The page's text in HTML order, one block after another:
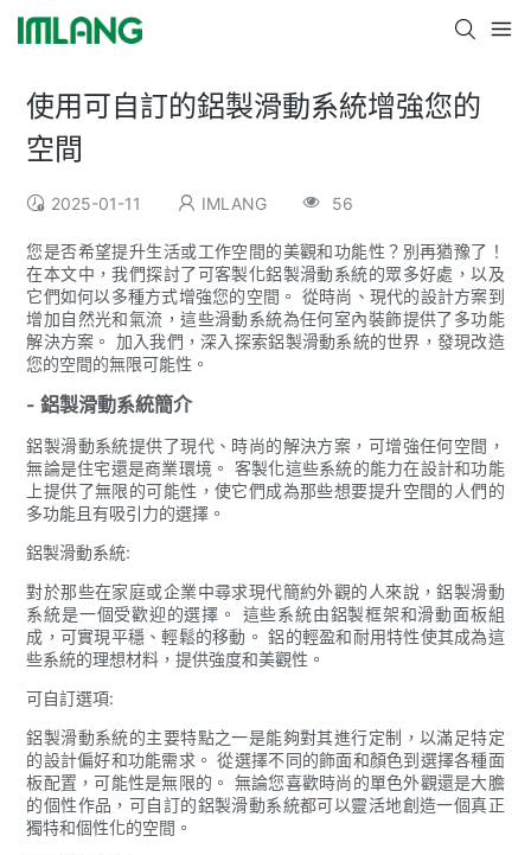
使用可自訂的鋁製滑動系統增強您的
空間
2025-01-11 IMLANG 56
您是否希望提升生活或工作空間的美觀和功能性？別再猶豫了！
在本文中，我們探討了可客製化鋁製滑動系統的眾多好處，以及
它們如何以多種方式增強您的空間。 從時尚、現代的設計方案到
增加自然光和氣流，這些滑動系統為任何室內裝飾提供了多功能
解決方案。 加入我們，深入探索鋁製滑動系統的世界，發現改造
您的空間的無限可能性。
- 鋁製滑動系統簡介
鋁製滑動系統提供了現代、時尚的解決方案，可增強任何空間，
無論是住宅還是商業環境。 客製化這些系統的能力在設計和功能
上提供了無限的可能性，使它們成為那些想要提升空間的人們的
多功能且有吸引力的選擇。
鋁製滑動系統:
對於那些在家庭或企業中尋求現代簡約外觀的人來說，鋁製滑動
系統是一個受歡迎的選擇。 這些系統由鋁製框架和滑動面板組
成，可實現平穩、輕鬆的移動。 鋁的輕盈和耐用特性使其成為這
些系統的理想材料，提供強度和美觀性。
可自訂選項:
鋁製滑動系統的主要特點之一是能夠對其進行定制，以滿足特定
的設計偏好和功能需求。 從選擇不同的飾面和顏色到選擇各種面
板配置，可能性是無限的。 無論您喜歡時尚的單色外觀還是大膽
的個性作品，可自訂的鋁製滑動系統都可以靈活地創造一個真正
獨特和個性化的空間。